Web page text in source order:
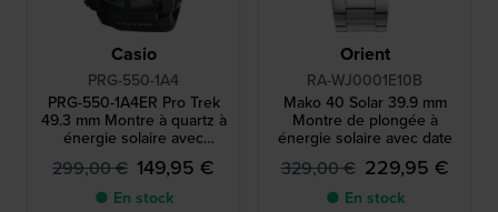
Casio
PRG-550-1A4
PRG-550-1A4ER Pro Trek
49.3 mm Montre à quartz à
énergie solaire avec
boussole, baromètre,
thermomètre et altimètre
299,00 € 149,95 €
● En stock
Orient
RA-WJ0001E10B
Mako 40 Solar 39.9 mm
Montre de plongée à
énergie solaire avec date
329,00 € 229,95 €
● En stock